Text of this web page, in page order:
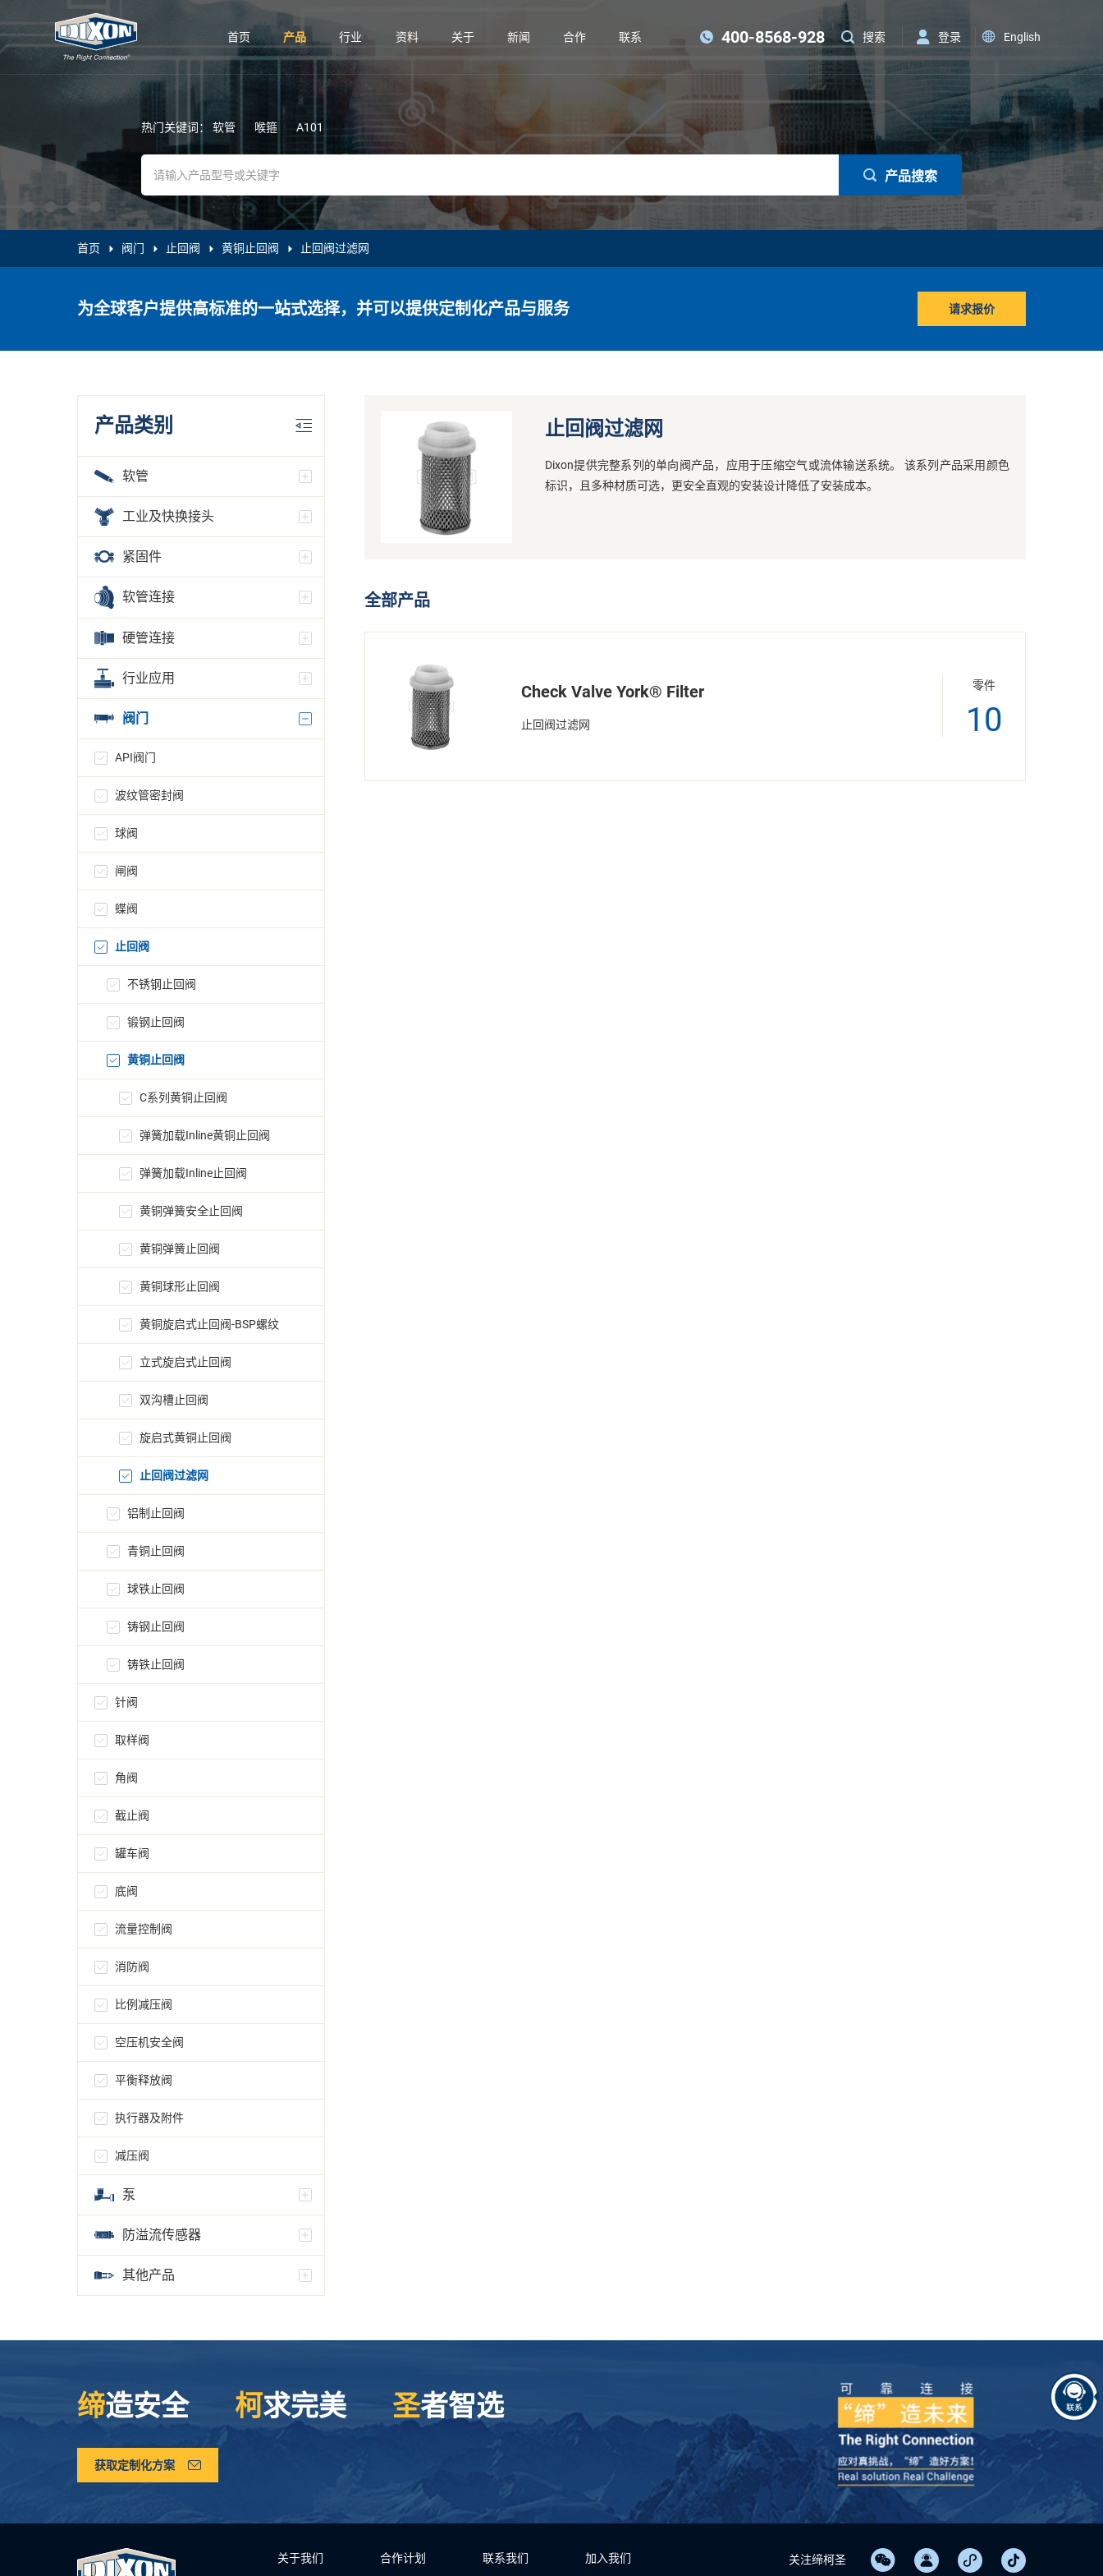
首页 产品 行业 资料 关于 新闻 合作 联系 400-8568-928 搜索 登录 English
热门关键词： 软管 喉箍 A101
产品搜索
首页 阀门 止回阀 黄铜止回阀 止回阀过滤网
为全球客户提供高标准的一站式选择，并可以提供定制化产品与服务 请求报价
产品类别
软管
工业及快换接头
紧固件
软管连接
硬管连接
行业应用
阀门
API阀门
波纹管密封阀
球阀
闸阀
蝶阀
止回阀
不锈钢止回阀
锻钢止回阀
黄铜止回阀
C系列黄铜止回阀
弹簧加载Inline黄铜止回阀
弹簧加载Inline止回阀
黄铜弹簧安全止回阀
黄铜弹簧止回阀
黄铜球形止回阀
黄铜旋启式止回阀-BSP螺纹
立式旋启式止回阀
双沟槽止回阀
旋启式黄铜止回阀
止回阀过滤网
铝制止回阀
青铜止回阀
球铁止回阀
铸钢止回阀
铸铁止回阀
针阀
取样阀
角阀
截止阀
罐车阀
底阀
流量控制阀
消防阀
比例减压阀
空压机安全阀
平衡释放阀
执行器及附件
减压阀
泵
防溢流传感器
其他产品
止回阀过滤网
Dixon提供完整系列的单向阀产品，应用于压缩空气或流体输送系统。 该系列产品采用颜色
标识，且多种材质可选，更安全直观的安装设计降低了安装成本。
全部产品
Check Valve York® Filter
止回阀过滤网
零件
10
缔造安全 柯求完美 圣者智选
获取定制化方案
关于我们 合作计划 联系我们 加入我们 关注缔柯圣